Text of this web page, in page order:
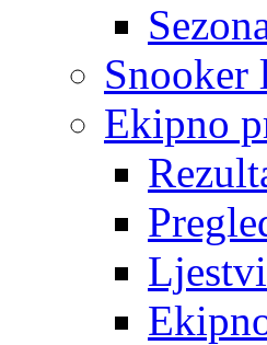
Snooker
Ekipno